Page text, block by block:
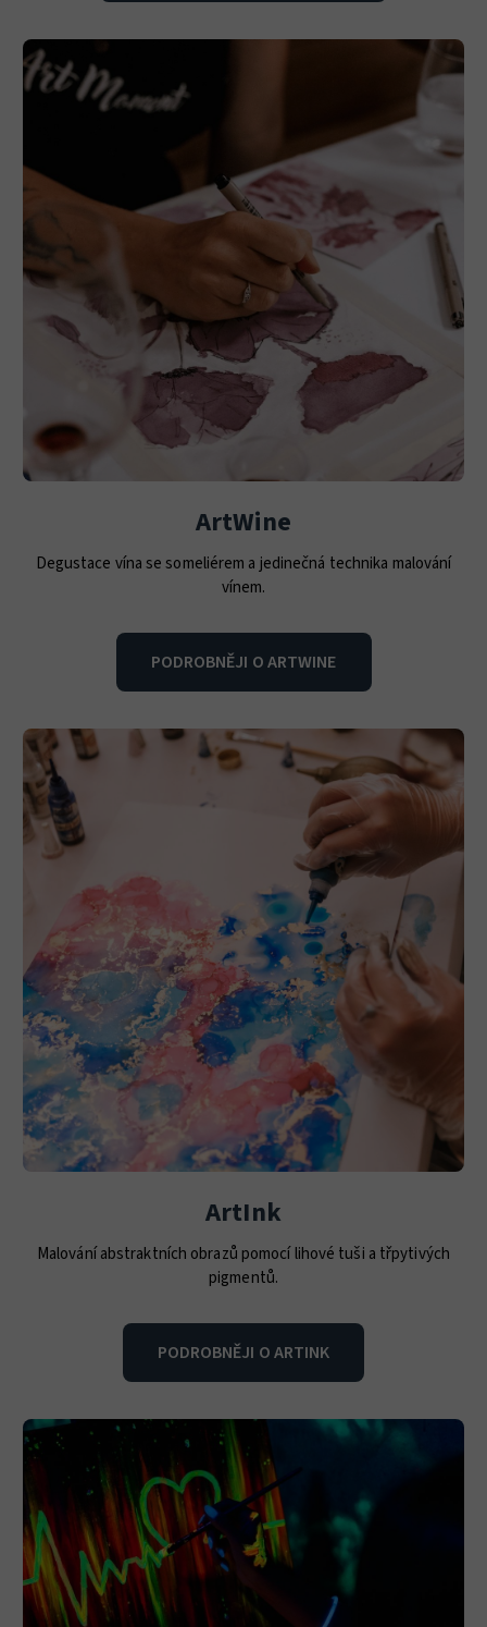
ArtWine
Degustace vína se someliérem a jedinečná technika malování
vínem.
PODROBNĚJI O ARTWINE
ArtInk
Malování abstraktních obrazů pomocí lihové tuši a třpytivých
pigmentů.
PODROBNĚJI O ARTINK